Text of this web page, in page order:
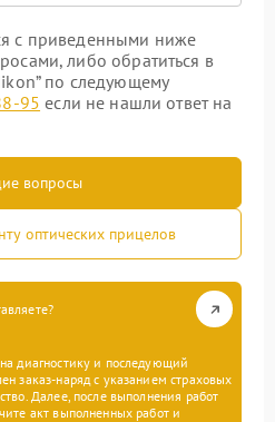
с приведенными ниже
либо обратиться в
по следующему
95 если не нашли ответ на
вопросы
оптических прицелов
диагностику и последующий
заказ-наряд с указанием страховых
Далее, после выполнения работ
акт выполненных работ и